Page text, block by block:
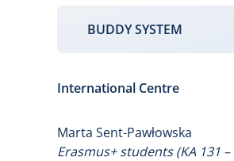
BUDDY SYSTEM
International Centre
Marta Sent-Pawłowska
Erasmus+ students (KA 131